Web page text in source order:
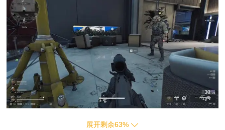
展开剩余63%